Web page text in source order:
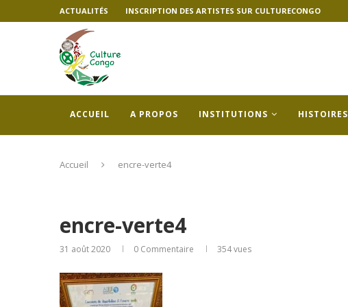
ACTUALITÉS INSCRIPTION DES ARTISTES SUR CULTURECONGO
ACCUEIL A PROPOS INSTITUTIONS HISTOIRES
Accueil encre-verte4
encre-verte4
31 août 2020 0 Commentaire 354vues